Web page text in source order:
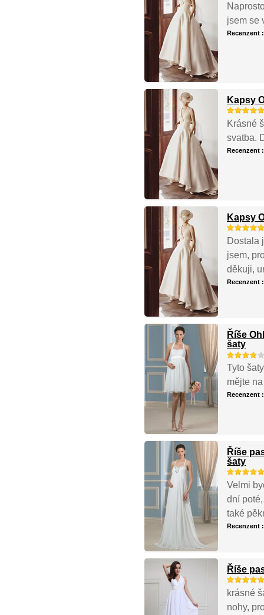
jsem se
Recenzent
Kapsy
Krásné
svatba.
Recenzent
Kapsy
Dostala
jsem,
děkuji,
Recenzent
Říše
šaty
Tyto
mějte
Recenzent
Říše
šaty
Velmi
dní
také
Recenzent
Říše
krásné
nohy,